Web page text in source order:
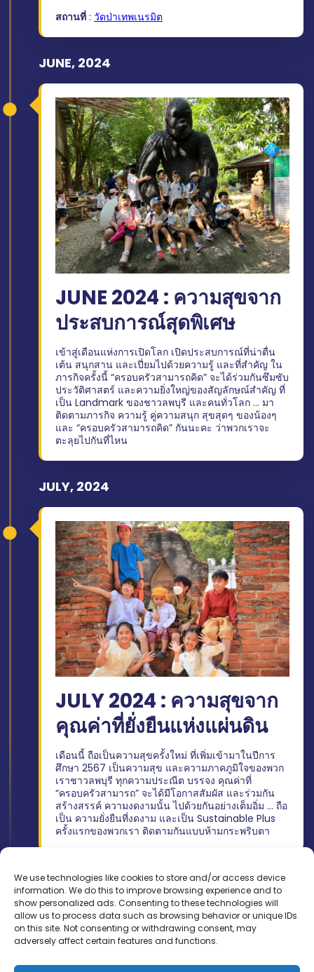
We use technologies like cookies to store and/or access device
information. We do this to improve browsing experience and to
show personalized ads. Consenting to these technologies will
allow us to process data such as browsing behavior or unique IDs
on this site. Not consenting or withdrawing consent, may
adversely affect certain features and functions.
สถานที่ : วัดป่าเทพเนรมิต
JUNE, 2024
JUNE 2024 : ความสุขจาก
ประสบการณ์สุดพิเศษ
เข้าสู่เดือนแห่งการเปิดโลก เปิดประสบการณ์ที่น่าตื่น
เต้น สนุกสาน และเปี่ยมไปด้วยความรู้ และที่สำคัญ ใน
ภารกิจครั้งนี้ “ครอบครัวสามารถคิด” จะได้ร่วมกันซึมซับ
ประวัติศาสตร์ และความยิ่งใหญ่ของสัญลักษณ์สำคัญ ที่
เป็น Landmark ของชาวลพบุรี และคนทั่วโลก … มา
ติดตามภารกิจ ความรู้ คู่ความสนุก สุขสุดๆ ของน้องๆ
และ “ครอบครัวสามารถคิด” กันนะคะ ว่าพวกเราจะ
ตะลุยไปกันที่ไหน
JULY, 2024
JULY 2024 : ความสุขจาก
คุณค่าที่ยั่งยืนแห่งแผ่นดิน
เดือนนี้ ถือเป็นความสุขครั้งใหม่ ที่เพิ่มเข้ามาในปีการ
ศึกษา 2567 เป็นความสุข และความภาคภูมิใจของพวก
เราชาวลพบุรี ทุกความประณีต บรรจง คุณค่าที่
“ครอบครัวสามารถ” จะได้มีโอกาสสัมผัส และร่วมกัน
สร้างสรรค์ ความงดงามนั้น ไปด้วยกันอย่างเต็มอิ่ม … ถือ
เป็น ความยั่งยืนที่งดงาม และเป็น Sustainable Plus
ครั้งแรกของพวกเรา ติดตามกันแบบห้ามกระพริบตา
โรงเรียนสามารถคิด ลพบุรี